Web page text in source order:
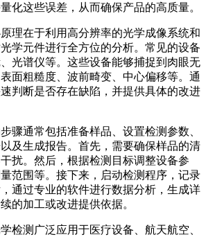
化这些误差，从而确保产品的高质量。
理在于利用高分辨率的光学成像系统和
学元件进行全方位的分析。常见的设备
光谱仪等。这些设备能够捕捉到肉眼无
面粗糙度、波前畸变、中心偏移等。通
判断是否存在缺陷，并提供具体的改进
骤通常包括准备样品、设置检测参数、
及生成报告。首先，需要确保样品的清
扰。然后，根据检测目标调整设备参
范围等。接下来，启动检测程序，记录
通过专业的软件进行数据分析，生成详
的加工或改进提供依据。
检测广泛应用于医疗设备、航天航空、